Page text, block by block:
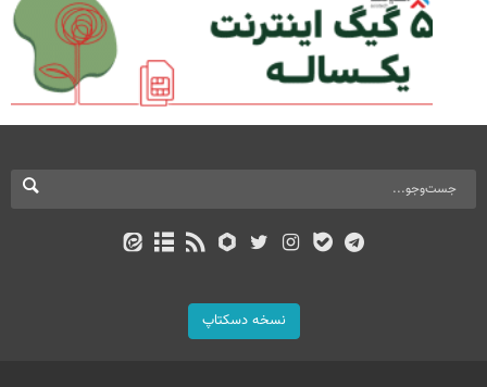
نسخه دسکتاپ